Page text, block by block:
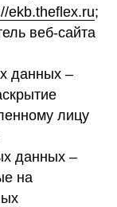
ekb.theflex.ru;
веб-сайта
данных –
лицу
данных –
на